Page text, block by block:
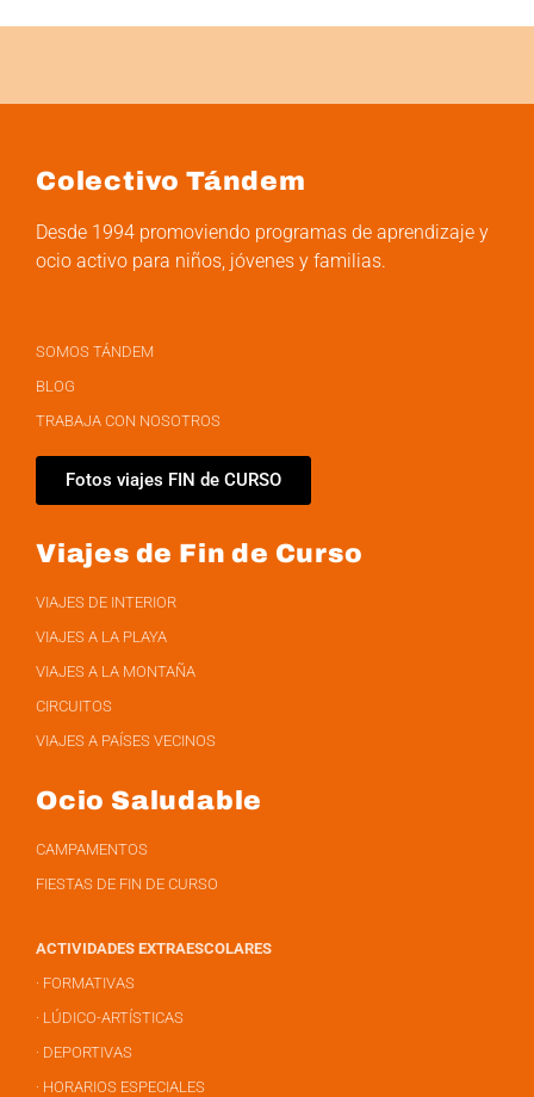
Colectivo Tándem
Desde 1994 promoviendo programas de aprendizaje y
ocio activo para niños, jóvenes y familias.
SOMOS TÁNDEM
BLOG
TRABAJA CON NOSOTROS
Fotos viajes FIN de CURSO
Viajes de Fin de Curso
VIAJES DE INTERIOR
VIAJES A LA PLAYA
VIAJES A LA MONTAÑA
CIRCUITOS
VIAJES A PAÍSES VECINOS
Ocio Saludable
CAMPAMENTOS
FIESTAS DE FIN DE CURSO
ACTIVIDADES EXTRAESCOLARES
· FORMATIVAS
· LÚDICO-ARTÍSTICAS
· DEPORTIVAS
· HORARIOS ESPECIALES